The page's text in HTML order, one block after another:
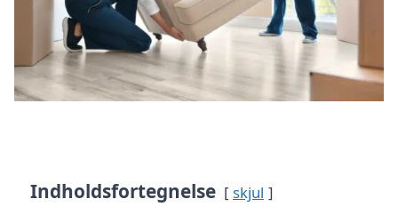
Indholdsfortegnelse skjul